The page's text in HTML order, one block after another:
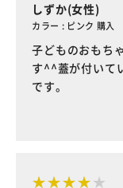
しずか(女性)
カラー : ピンク 購入
子どものおもち
す^^蓋が付いて
です。